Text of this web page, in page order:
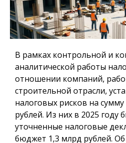
В рамках контрольной и
аналитической работы
отношении компаний,
строительной отрасли,
налоговых рисков на
рублей. Из них в 2025 году
уточненные налоговые
бюджет 1,3 млрд рублей.